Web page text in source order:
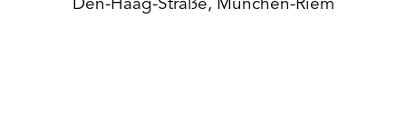
Den-Haag-Straße, München-Riem